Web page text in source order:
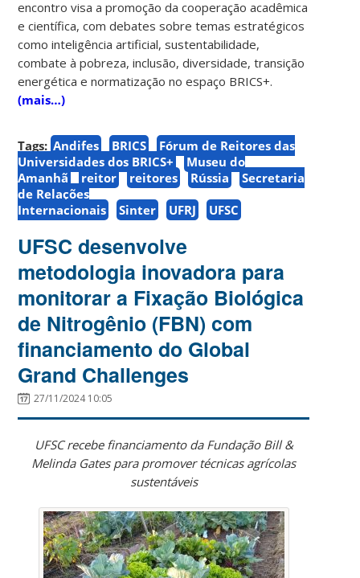
encontro visa a promoção da cooperação acadêmica
e científica, com debates sobre temas estratégicos
como inteligência artificial, sustentabilidade,
combate à pobreza, inclusão, diversidade, transição
energética e normatização no espaço BRICS+.
(mais…)
Tags: Andifes BRICS
Fórum de Reitores das
Universidades dos BRICS+
Museu do
Amanhã
reitor reitores Rússia
Secretaria
de Relações
Internacionais
Sinter UFRJ UFSC
UFSC desenvolve
metodologia inovadora para
monitorar a Fixação Biológica
de Nitrogênio (FBN) com
financiamento do Global
Grand Challenges
27/11/2024 10:05
UFSC recebe financiamento da Fundação Bill &
Melinda Gates para promover técnicas agrícolas
sustentáveis